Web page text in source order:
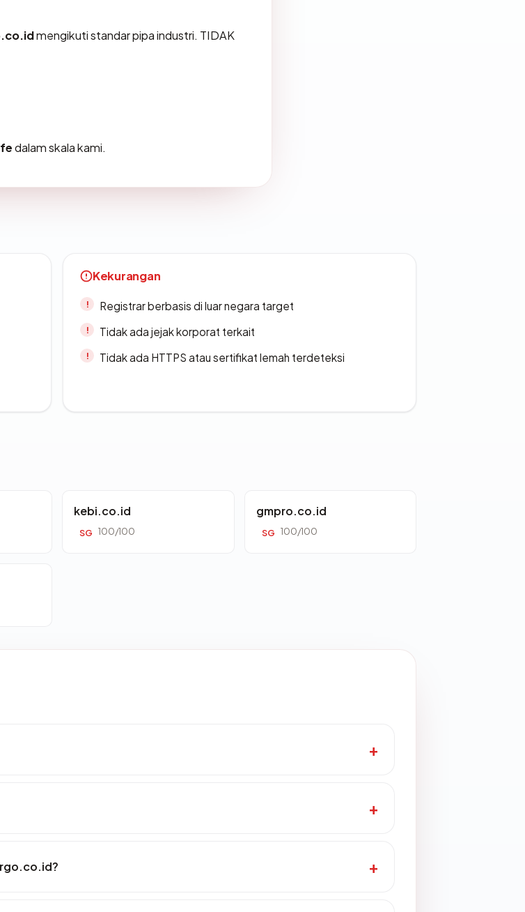
mengikuti standar pipa industri. TIDAK
dalam skala kami.
Kekurangan
Registrar berbasis di luar negara target
Tidak ada jejak korporat terkait
Tidak ada HTTPS atau sertifikat lemah terdeteksi
kebi.co.id
SG 100/100
gmpro.co.id
SG 100/100